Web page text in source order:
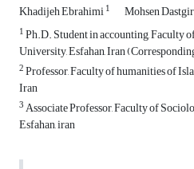
Khadijeh Ebrahimi1 Mohsen Dastgir
1Ph.D. Student in accounting, Faculty
University, Esfahan, Iran
2Professor, Faculty of humanities of
Iran
3Associate Professor, Faculty of
Esfahan, iran